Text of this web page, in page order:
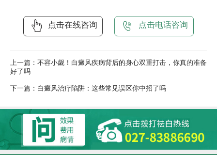
点击在线咨询 点击电话咨询
上一篇： 不容小觑！白癜风疾病背后的身心双重打击，你真的准备
好了吗
下一篇： 白癜风治疗陷阱：这些常见误区你中招了吗